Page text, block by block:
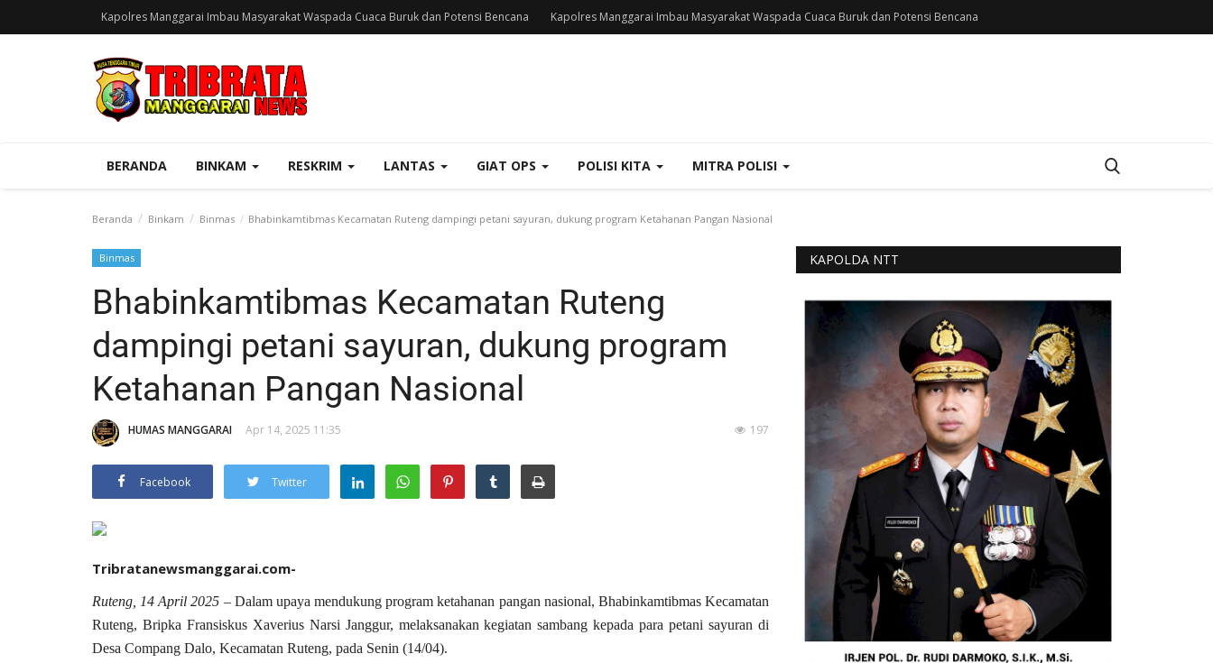
Kapolres Manggarai Imbau Masyarakat Waspada Cuaca Buruk dan Potensi Bencana Kapolres Manggarai Imbau Masyarakat Waspada Cuaca Buruk dan Potensi Bencana
BERANDA BINKAM RESKRIM LANTAS GIAT OPS POLISI KITA MITRA POLISI
Beranda Binkam Binmas Bhabinkamtibmas Kecamatan Ruteng dampingi petani sayuran, dukung program Ketahanan Pangan Nasional
Binmas
Bhabinkamtibmas Kecamatan Ruteng
dampingi petani sayuran, dukung program
Ketahanan Pangan Nasional
HUMAS MANGGARAI Apr 14, 2025 11:35 197
Facebook Twitter
Tribratanewsmanggarai.com-
Ruteng, 14 April 2025 – Dalam upaya mendukung program ketahanan pangan nasional, Bhabinkamtibmas Kecamatan
Ruteng, Bripka Fransiskus Xaverius Narsi Janggur, melaksanakan kegiatan sambang kepada para petani sayuran di
Desa Compang Dalo, Kecamatan Ruteng, pada Senin (14/04).
KAPOLDA NTT